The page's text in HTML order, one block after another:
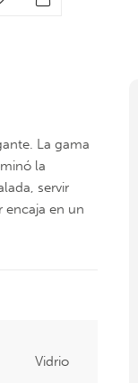
La gama
la
servir
encaja en un
Vidrio